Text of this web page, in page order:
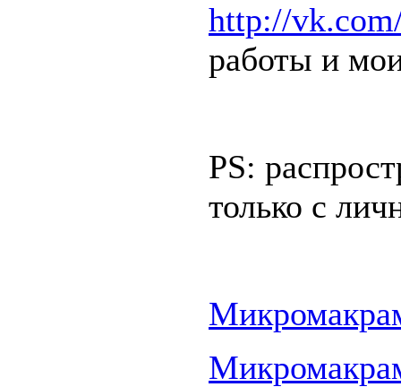
http://
работы и
PS:
только с